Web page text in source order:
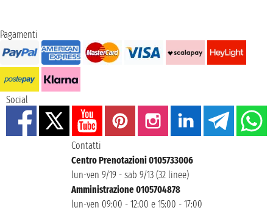
Pagamenti
Social
Contatti
Centro Prenotazioni 0105733006
lun-ven 9/19 - sab 9/13 (32 linee)
Amministrazione 0105704878
lun-ven 09:00 - 12:00 e 15:00 - 17:00